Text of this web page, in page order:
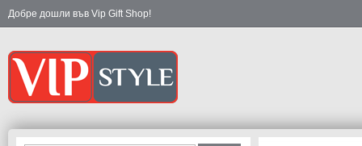
Добре дошли във Vip Gift Shop!